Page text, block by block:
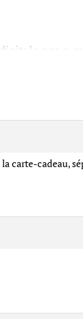
par e-
en
carte-cadeau,